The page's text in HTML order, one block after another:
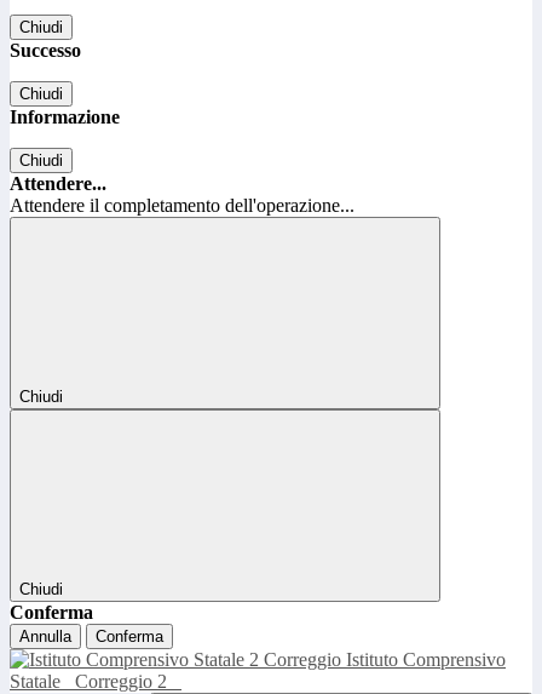
Chiudi
Successo
Chiudi
Informazione
Chiudi
Attendere...
Attendere il completamento dell'operazione...
Chiudi
Chiudi
Conferma
Annulla Conferma
Istituto Comprensivo
Statale
Correggio 2